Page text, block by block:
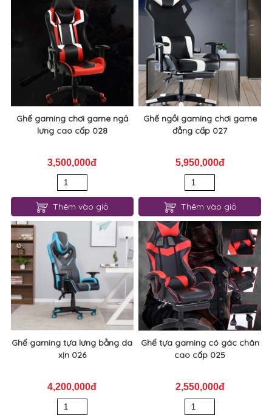
Ghế gaming chơi game ngả
lưng cao cấp 028
3,500,000đ
Thêm vào giỏ
Ghế ngồi gaming chơi game
đẳng cấp 027
5,950,000đ
Thêm vào giỏ
Ghế gaming tựa lưng bằng da
xịn 026
4,200,000đ
Ghế tựa gaming có gác chân
cao cấp 025
2,550,000đ